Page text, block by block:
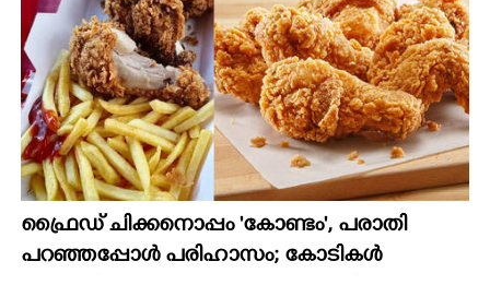
ഫ്രൈഡ് ചിക്കനൊപ്പം 'കോണ്ടം',​ പരാതി
പറഞ്ഞപ്പോൾ പരിഹാസം; കോടികൾ